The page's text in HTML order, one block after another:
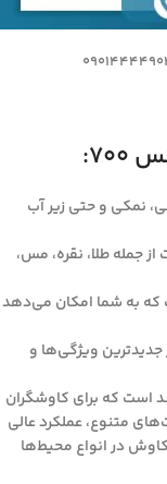
نمکی و حتی زیر آب
جمله طلا، نقره، مس،
که به شما امکان می‌دهد
جدیدترین ویژگی‌ها و
قدرتمند است که برای کاوشگران
متنوع، عملکرد عالی
در انواع محیط‌ها